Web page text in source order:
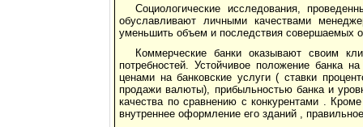
Социологические исследования,
обуславливают личными качествами
уменьшить объем и последствия совершаемых
Коммерческие банки оказывают своим
потребностей. Устойчивое положение банка
ценами на банковские услуги ( ставки
продажи валюты), прибыльностью банка и
качества по сравнению с конкурентами .
внутреннее оформление его зданий ,